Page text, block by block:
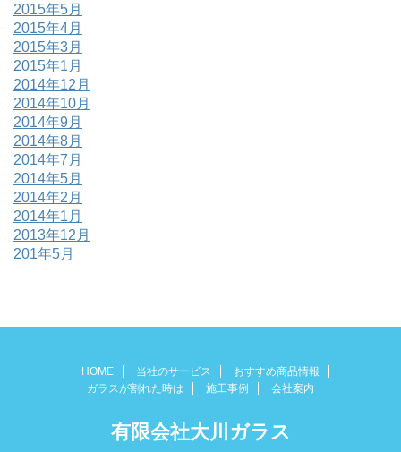
2015年5月
2015年4月
2015年3月
2015年1月
2014年12月
2014年10月
2014年9月
2014年8月
2014年7月
2014年5月
2014年2月
2014年1月
2013年12月
201年5月
HOME 当社のサービス
おすすめ商品情報
ガラスが割れた時は
施工事例 会社案内
有限会社大川ガラス